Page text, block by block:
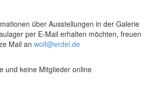
über Ausstellungen in der Galerie
per E-Mail erhalten möchten, freuen
Mail an wolf@erdel.de
und keine Mitglieder online